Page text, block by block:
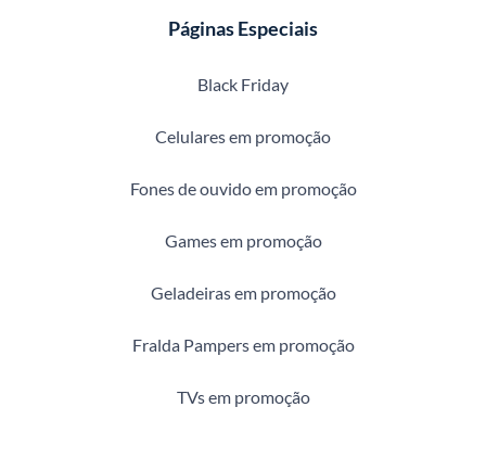
Páginas Especiais
Black Friday
Celulares em promoção
Fones de ouvido em promoção
Games em promoção
Geladeiras em promoção
Fralda Pampers em promoção
TVs em promoção